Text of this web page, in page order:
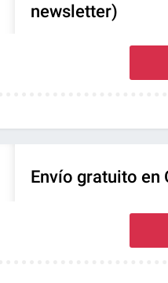
newsletter)
Envío gratuito en